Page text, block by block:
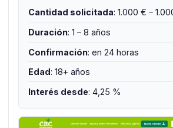
Cantidad solicitada: 1.000 € –
Duración: 1 – 8 años
Confirmación: en 24 horas
Edad: 18+ años
Interés desde: 4,25 %